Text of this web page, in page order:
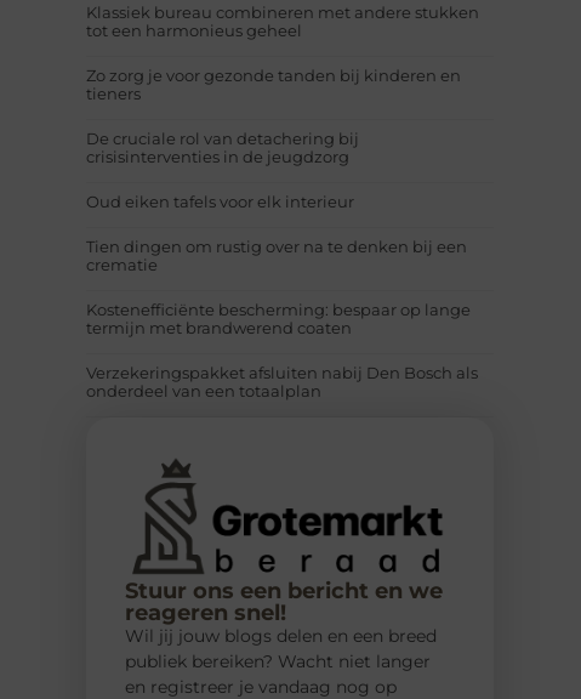
Klassiek bureau combineren met andere stukken
tot een harmonieus geheel
Zo zorg je voor gezonde tanden bij kinderen en
tieners
De cruciale rol van detachering bij
crisisinterventies in de jeugdzorg
Oud eiken tafels voor elk interieur
Tien dingen om rustig over na te denken bij een
crematie
Kostenefficiënte bescherming: bespaar op lange
termijn met brandwerend coaten
Verzekeringspakket afsluiten nabij Den Bosch als
onderdeel van een totaalplan
Stuur ons een bericht en we
reageren snel!
Wil jij jouw blogs delen en een breed
publiek bereiken? Wacht niet langer
en registreer je vandaag nog op